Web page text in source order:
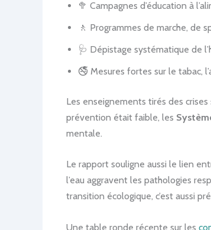
🥦 Campagnes d’éducation à
🚶 Programmes de marche, de
🩺 Dépistage systématique de
🚭 Mesures fortes sur le tabac,
Les enseignements tirés des
prévention était faible, les
mentale.
Le rapport souligne aussi le lien
l’eau aggravent les pathologies
transition écologique, c’est aussi
Une table ronde récente sur les